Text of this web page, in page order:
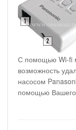
С помощью Wi-fi
возможность
насосом
помощью